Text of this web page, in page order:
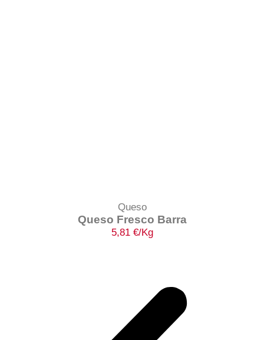
Queso
Queso Fresco Barra
5,81 €/Kg